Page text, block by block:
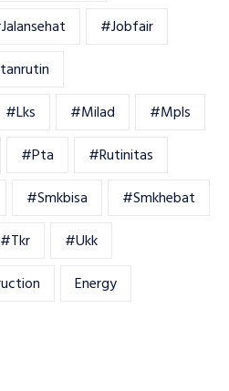
#jobfair
#lks #milad
#mpls
#pta
#rutinitas
#smkbisa
#smkhebat
#tkr
#ukk
Energy